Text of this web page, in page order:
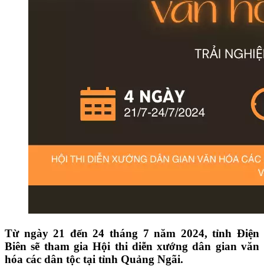
Từ ngày 21 đến 24 tháng 7 năm 2024, tỉnh Điện
Biên sẽ tham gia Hội thi diễn xướng dân gian văn
hóa các dân tộc tại tỉnh Quảng Ngãi.